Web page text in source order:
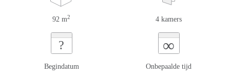
92 m2 4 kamers
?
Begindatum
∞
Onbepaalde tijd